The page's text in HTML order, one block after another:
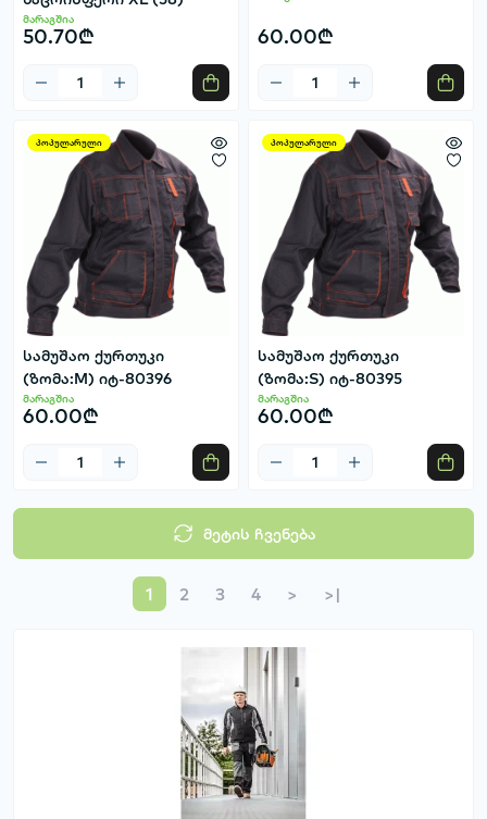
მარაგშია
50.70₾ 60.00₾
პოპულარული
სამუშაო ქურთუკი
(ზომა:M) იტ-80396
მარაგშია
60.00₾
პოპულარული
სამუშაო ქურთუკი
(ზომა:S) იტ-80395
მარაგშია
60.00₾
მეტის ჩვენება
1 2 3 4 > >|